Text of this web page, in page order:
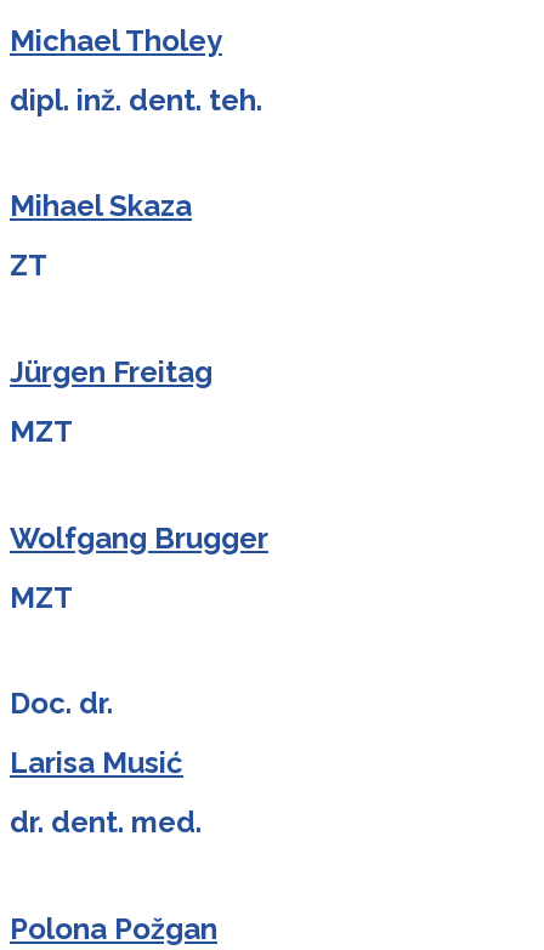
Michael Tholey
dipl. inž. dent. teh.
Mihael Skaza
ZT
Jürgen Freitag
MZT
Wolfgang Brugger
MZT
Doc. dr.
Larisa Musić
dr. dent. med.
Polona Požgan